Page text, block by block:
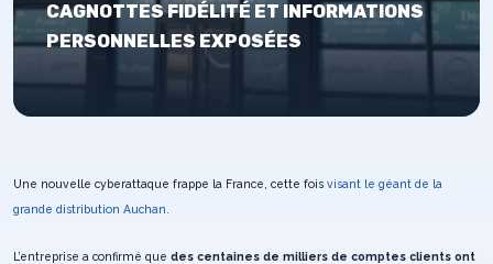
CAGNOTTES FIDÉLITÉ ET INFORMATIONS
PERSONNELLES EXPOSÉES
Une nouvelle cyberattaque frappe la France, cette fois visant le géant de la
grande distribution Auchan.
L’entreprise a confirmé que des centaines de milliers de comptes clients ont